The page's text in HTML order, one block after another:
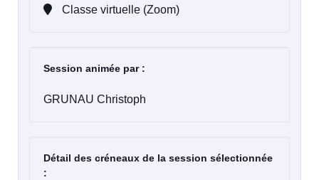
Classe virtuelle (Zoom)
Session animée par :
GRUNAU Christoph
Détail des créneaux de la session sélectionnée
: